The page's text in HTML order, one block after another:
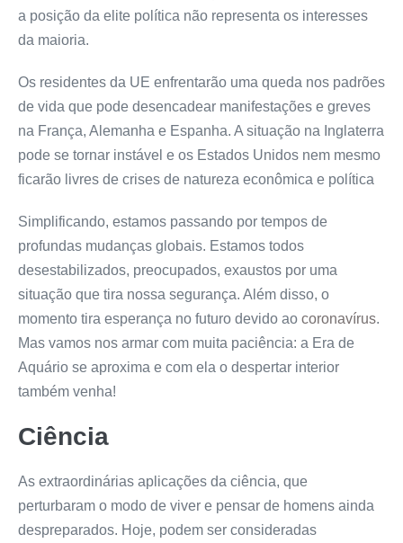
a posição da elite política não representa os interesses
da maioria.
Os residentes da UE enfrentarão uma queda nos padrões
de vida que pode desencadear manifestações e greves
na França, Alemanha e Espanha. A situação na Inglaterra
pode se tornar instável e os Estados Unidos nem mesmo
ficarão livres de crises de natureza econômica e política
Simplificando, estamos passando por tempos de
profundas mudanças globais. Estamos todos
desestabilizados, preocupados, exaustos por uma
situação que tira nossa segurança. Além disso, o
momento tira esperança no futuro devido ao coronavírus.
Mas vamos nos armar com muita paciência: a Era de
Aquário se aproxima e com ela o despertar interior
também venha!
Ciência
As extraordinárias aplicações da ciência, que
perturbaram o modo de viver e pensar de homens ainda
despreparados. Hoje, podem ser consideradas